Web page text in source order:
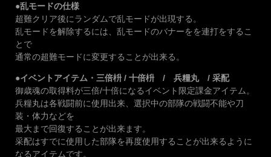
●乱モードの仕様
超難クリア後にランダムで乱モードが出現する。
乱モードを解除するには、乱モードのバナーをを連打をするこ
とで
通常の超難モードに変更することが出来る。
●イベントアイテム・三倍枡 / 十倍枡 / 兵糧丸 / 采配
御歳魂の取得料が三倍/十倍になるイベント限定課金アイテム。
兵糧丸は各戦闘前に使用出来、選択中の部隊の戦闘不能や刀
装・体力などを
最大まで回復することが出来ます。
采配はすでに使用した部隊を再度使用することが出来るように
なるアイテムです。